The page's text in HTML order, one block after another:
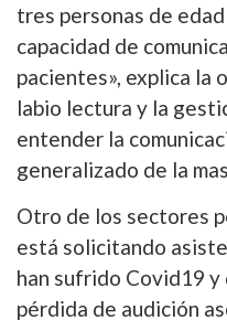
tres personas de
capacidad de
pacientes», explica la
labio lectura y la
entender la
generalizado de la
Otro de los sectores
está solicitando
han sufrido Covid19 y
pérdida de audición